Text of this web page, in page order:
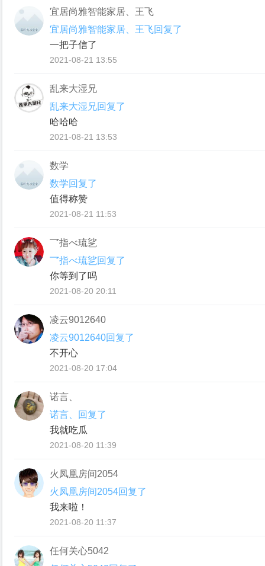
宜居尚雅智能家居、王飞
宜居尚雅智能家居、王飞回复了
一把子信了
2021-08-21 13:55
乱来大湿兄
乱来大湿兄回复了
哈哈哈
2021-08-21 13:53
数学
数学回复了
值得称赞
2021-08-21 11:53
乛指べ琉乷
乛指べ琉乷回复了
你等到了吗
2021-08-20 20:11
凌云9012640
凌云9012640回复了
不开心
2021-08-20 17:04
诺言、
诺言、回复了
我就吃瓜
2021-08-20 11:39
火凤凰房间2054
火凤凰房间2054回复了
我来啦！
2021-08-20 11:37
任何关心5042